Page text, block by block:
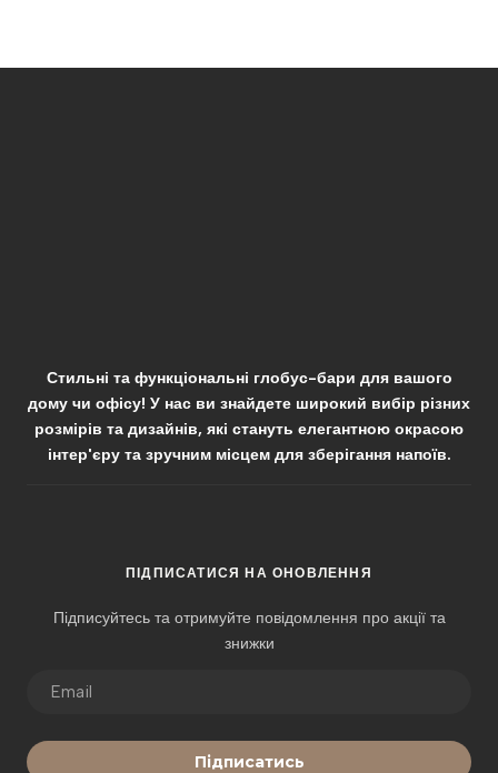
Стильні та функціональні глобус-бари для вашого
дому чи офісу! У нас ви знайдете широкий вибір різних
розмірів та дизайнів, які стануть елегантною окрасою
інтер'єру та зручним місцем для зберігання напоїв.
ПІДПИСАТИСЯ НА ОНОВЛЕННЯ
Підписуйтесь та отримуйте повідомлення про акції та
знижки
Підписатись